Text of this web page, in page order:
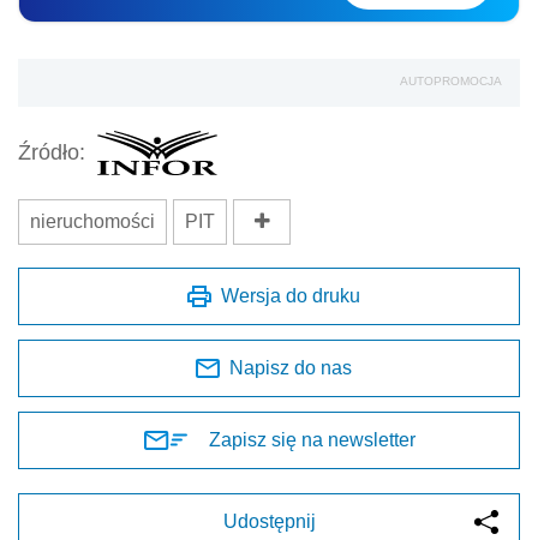
AUTOPROMOCJA
Źródło:
nieruchomości PIT
Wersja do druku
Napisz do nas
Zapisz się na newsletter
Udostępnij